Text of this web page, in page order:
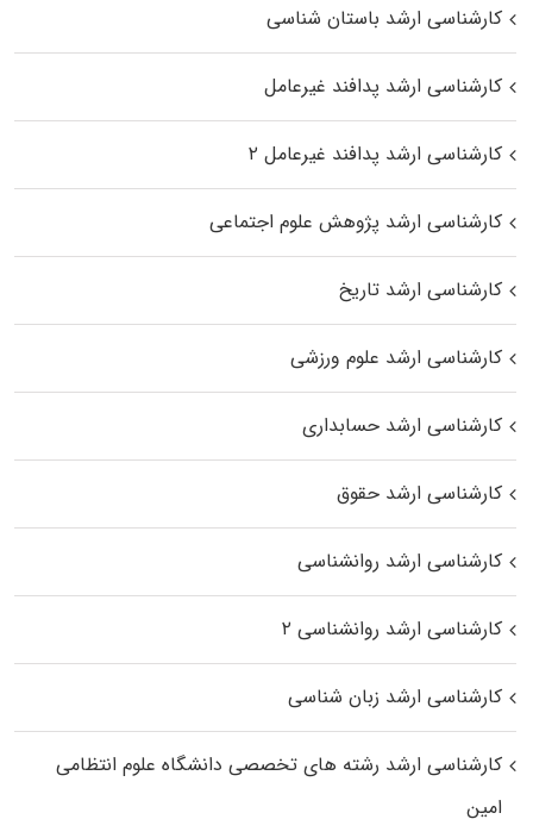
کارشناسی ارشد باستان شناسی
کارشناسی ارشد پدافند غیرعامل
کارشناسی ارشد پدافند غیرعامل ۲
کارشناسی ارشد پژوهش علوم اجتماعی
کارشناسی ارشد تاریخ
کارشناسی ارشد علوم ورزشی
کارشناسی ارشد حسابداری
کارشناسی ارشد حقوق
کارشناسی ارشد روانشناسی
کارشناسی ارشد روانشناسی ۲
کارشناسی ارشد زبان شناسی
کارشناسی ارشد رﺷﺘﻪ ﻫﺎی تخصصی داﻧﺸﮕﺎه ﻋﻠﻮم انتظامی
اﻣﻴﻦ